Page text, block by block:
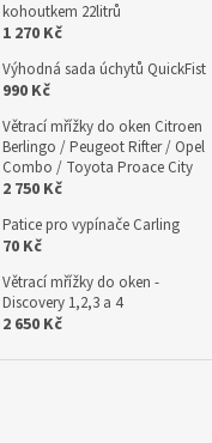
kohoutkem 22litrů
1 270 Kč
Výhodná sada úchytů QuickFist
990 Kč
Větrací mřížky do oken Citroen
Berlingo / Peugeot Rifter / Opel
Combo / Toyota Proace City
2 750 Kč
Patice pro vypínače Carling
70 Kč
Větrací mřížky do oken -
Discovery 1,2,3 a 4
2 650 Kč